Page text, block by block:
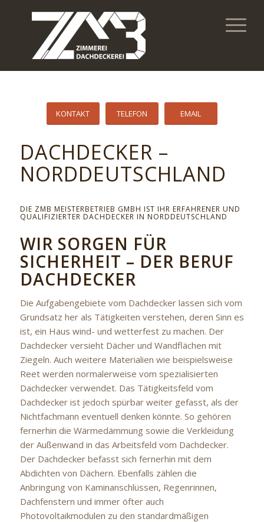
KONTAKT TELEFON EMAIL
DACHDECKER –
NORDDEUTSCHLAND
DIE ZMB MEISTERBETRIEB GMBH IST IHR ERFAHRENER UND
QUALIFIZIERTER DACHDECKER IN NORDDEUTSCHLAND
WIR SORGEN FÜR
SICHERHEIT – DER BERUF
DACHDECKER
Die Aufgabengebiete vom Dachdecker lassen sich vom
Grundsatz her als Tätigkeiten verstehen, deren Sinn es
ist, ein Haus wind- und wetterfest zu machen. Der
Dachdecker versieht Dächer und Wandflächen mit
Ziegeln. Auch weitere Materialien wie beispielsweise
Reet werden normalerweise vom spezialisierten
Dachdecker verwendet. Das Tätigkeitsfeld vom
Dachdecker ist jedoch spürbar weiter gefasst, als der
Nichtfachmann eventuell denken könnte. So gehören
fernerhin die Wärmedämmung sowie die Verkleidung
der Außenwand in das Arbeitsfeld vom Dachdecker.
Der Dachdecker befasst sich fernerhin mit dem
Abdichten von Dächern. Ebenfalls zählen die
Anbringung von Kaminanschlüssen, Regenrinnen,
Dachfenstern und immer öfter auch
Photovoltaikmodulen zu den standardmäßigen